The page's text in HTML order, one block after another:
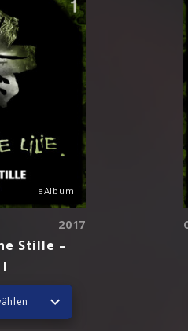
eAlbum
2017
Stille –